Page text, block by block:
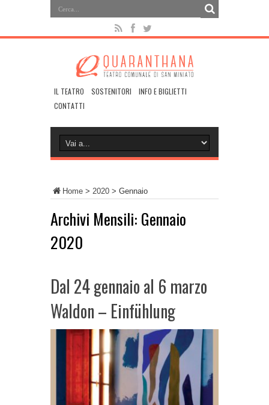
IL TEATRO SOSTENITORI
INFO E BIGLIETTI
CONTATTI
Home > 2020 > Gennaio
Archivi Mensili: Gennaio
2020
Dal 24 gennaio al 6 marzo
Waldon – Einfühlung